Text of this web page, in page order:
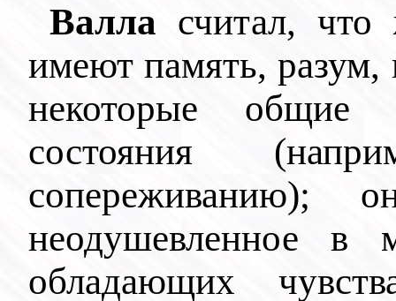
Валла считал,
имеют память,
некоторые общие
состояния
сопереживанию);
неодушевленное в
обладающих